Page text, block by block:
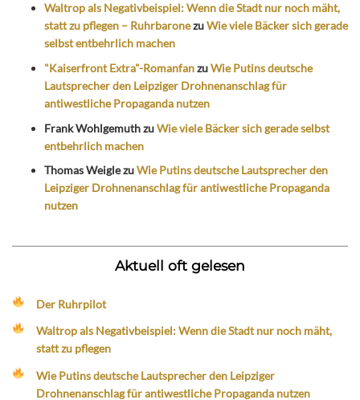
Waltrop als Negativbeispiel: Wenn die Stadt nur noch mäht,
statt zu pflegen – RuhrbaronezuWie viele Bäcker sich gerade
selbst entbehrlich machen
"Kaiserfront Extra"-RomanfanzuWie Putins deutsche
Lautsprecher den Leipziger Drohnenanschlag für
antiwestliche Propaganda nutzen
Frank WohlgemuthzuWie viele Bäcker sich gerade selbst
entbehrlich machen
Thomas WeiglezuWie Putins deutsche Lautsprecher den
Leipziger Drohnenanschlag für antiwestliche Propaganda
nutzen
Aktuell oft gelesen
Der Ruhrpilot
Waltrop als Negativbeispiel: Wenn die Stadt nur noch mäht,
statt zu pflegen
Wie Putins deutsche Lautsprecher den Leipziger
Drohnenanschlag für antiwestliche Propaganda nutzen